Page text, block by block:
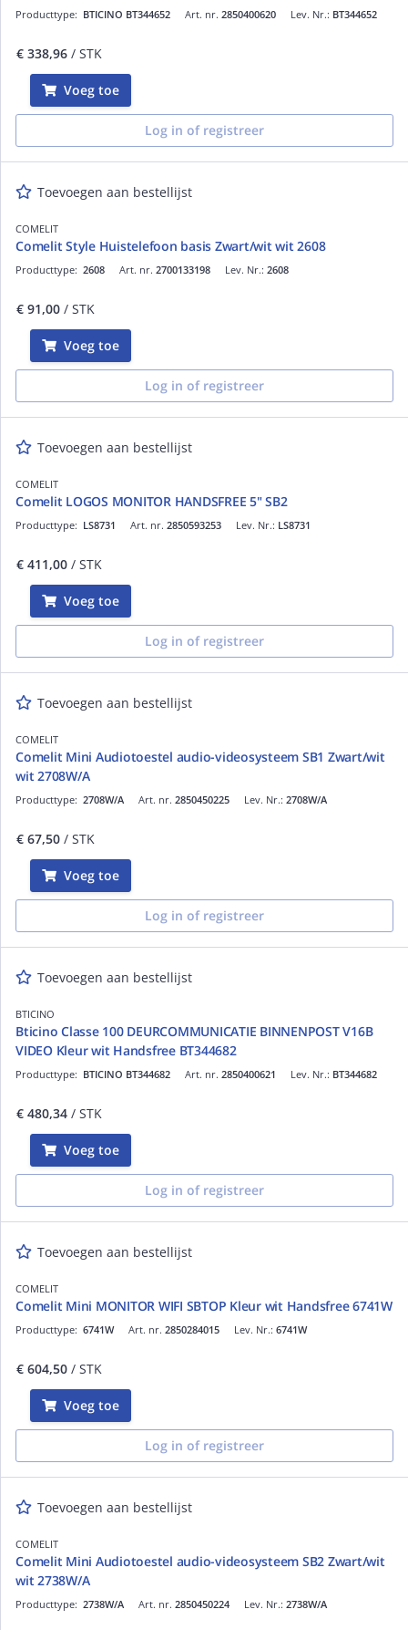
Art. nr. 2850400620
Producttype: BTICINO BT344652 Lev. Nr.: BT344652
€ 338,96 / STK
Voeg toe
Log in of registreer
Toevoegen aan bestellijst
COMELIT
Comelit Style Huistelefoon basis Zwart/wit wit 2608
Art. nr. 2700133198
Producttype: 2608 Lev. Nr.: 2608
€ 91,00 / STK
Voeg toe
Log in of registreer
Toevoegen aan bestellijst
COMELIT
Comelit LOGOS MONITOR HANDSFREE 5" SB2
Art. nr. 2850593253
Producttype: LS8731 Lev. Nr.: LS8731
€ 411,00 / STK
Voeg toe
Log in of registreer
Toevoegen aan bestellijst
COMELIT
Comelit Mini Audiotoestel audio-videosysteem SB1 Zwart/wit
wit 2708W/A
Art. nr. 2850450225
Producttype: 2708W/A Lev. Nr.: 2708W/A
€ 67,50 / STK
Voeg toe
Log in of registreer
Toevoegen aan bestellijst
BTICINO
Bticino Classe 100 DEURCOMMUNICATIE BINNENPOST V16B
VIDEO Kleur wit Handsfree BT344682
Art. nr. 2850400621
Producttype: BTICINO BT344682 Lev. Nr.: BT344682
€ 480,34 / STK
Voeg toe
Log in of registreer
Toevoegen aan bestellijst
COMELIT
Comelit Mini MONITOR WIFI SBTOP Kleur wit Handsfree 6741W
Art. nr. 2850284015
Producttype: 6741W Lev. Nr.: 6741W
€ 604,50 / STK
Voeg toe
Log in of registreer
Toevoegen aan bestellijst
COMELIT
Comelit Mini Audiotoestel audio-videosysteem SB2 Zwart/wit
wit 2738W/A
Art. nr. 2850450224
Producttype: 2738W/A Lev. Nr.: 2738W/A